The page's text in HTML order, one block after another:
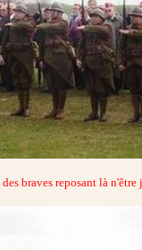
braves reposant là